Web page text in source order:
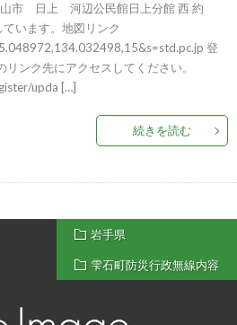
市 日上 河辺公民館日上分館 西 約
います。地図リンク
登
ンク先にアクセスしてください。
upda […]
続きを読む
岩手県
雫石町防災行政無線内容